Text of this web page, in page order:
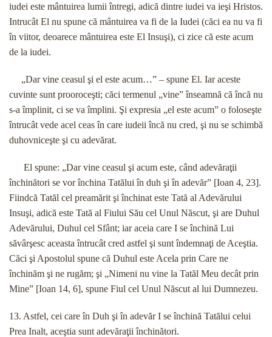
iudei este mântuirea lumii întregi, adică dintre iudei va ieşi Hristos.
Intrucât El nu spune că mântuirea va fi de la Iudei (căci ea nu va fi
în viitor, deoarece mântuirea este El Insuşi), ci zice că este acum
de la iudei.
„Dar vine ceasul şi el este acum…” – spune El. Iar aceste
cuvinte sunt prooroceşti; căci termenul „vine” înseamnă că încă nu
s-a împlinit, ci se va împlini. Şi expresia „el este acum” o foloseşte
întrucât vede acel ceas în care iudeii încă nu cred, şi nu se schimbă
duhovniceşte şi cu adevărat.
El spune: „Dar vine ceasul şi acum este, când adevăraţii
închinători se vor închina Tatălui în duh şi în adevăr” [Ioan 4, 23].
Fiindcă Tatăl cel preamărit şi închinat este Tată al Adevărului
Insuşi, adică este Tată al Fiului Său cel Unul Născut, şi are Duhul
Adevărului, Duhul cel Sfânt; iar aceia care I se închină Lui
săvârşesc aceasta întrucât cred astfel şi sunt îndemnaţi de Aceştia.
Căci şi Apostolul spune că Duhul este Acela prin Care ne
închinăm şi ne rugăm; şi „Nimeni nu vine la Tatăl Meu decât prin
Mine” [Ioan 14, 6], spune Fiul cel Unul Născut al lui Dumnezeu.
13. Astfel, cei care în Duh şi în adevăr I se închină Tatălui celui
Prea Inalt, aceştia sunt adevăraţii închinători.